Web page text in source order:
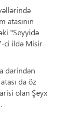
atasının
"Seyyidə
ci ildə Misir
dərindən
da öz
olan Şeyx